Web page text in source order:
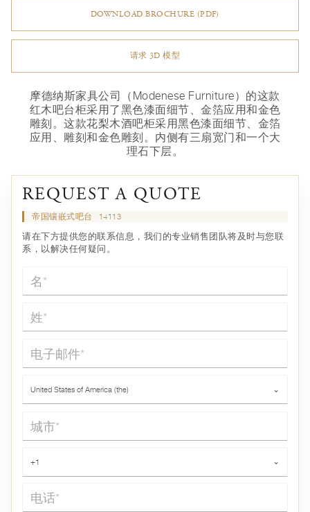
DOWNLOAD BROCHURE (PDF)
请求 3D 模型
摩德纳斯家具公司（Modenese Furniture）的这款
红木吧台柜采用了黑色漆面细节、金箔应用和金色
雕刻。这款花梨木酒吧柜采用黑色漆面细节、金箔
应用、雕刻和金色雕刻。内侧有三扇宽门和一个大
理石下层。
REQUEST A QUOTE
帝国镶嵌式吧台 14113
请在下方提供您的联系信息，我们的专业销售团队将及时与您联
系，以解决任何疑问。
名*
姓*
电子邮件*
United States of America (the) ⌄
城市*
+1 ⌄